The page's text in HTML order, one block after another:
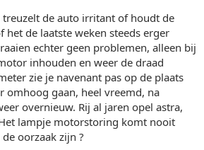
de auto irritant of houdt de
de laatste weken steeds erger
echter geen problemen, alleen bij
inhouden en weer de draad
zie je navenant pas op de plaats
omhoog gaan, heel vreemd, na
overnieuw. Rij al jaren opel astra,
lampje motorstoring komt nooit
oorzaak zijn ?